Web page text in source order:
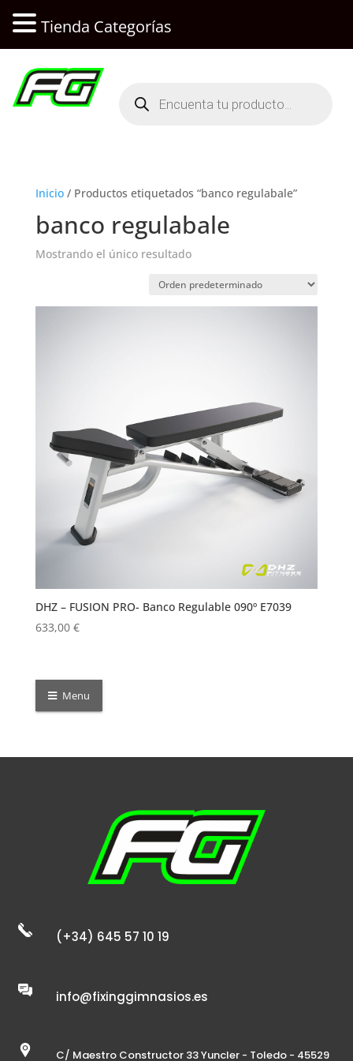
productos
Inicio/ Productos etiquetados “banco regulabale”
banco regulabale
Mostrando el único resultado
DHZ – FUSION PRO- Banco Regulable 090º E7039
633,00 €
Menu
(+34) 645 57 10 19
info@fixinggimnasios.es
C/ Maestro Constructor 33 Yuncler - Toledo - 45529
Tienda Categorías